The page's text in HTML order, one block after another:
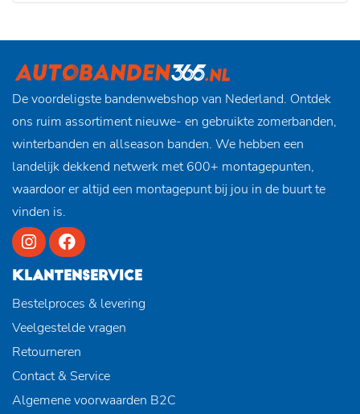
De voordeligste bandenwebshop van Nederland. Ontdek
ons ruim assortiment nieuwe- en gebruikte zomerbanden,
winterbanden en allseason banden. We hebben een
landelijk dekkend netwerk met 600+ montagepunten,
waardoor er altijd een montagepunt bij jou in de buurt te
vinden is.
KLANTENSERVICE
Bestelproces & levering
Veelgestelde vragen
Retourneren
Contact & Service
Algemene voorwaarden B2C